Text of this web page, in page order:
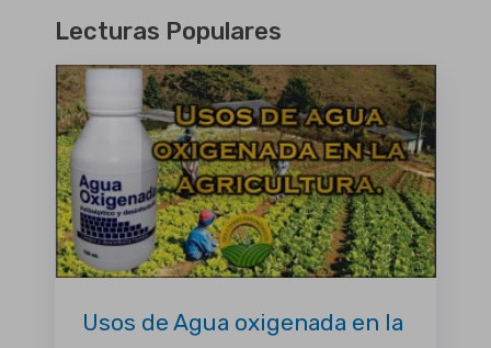
Lecturas Populares
Usos de Agua oxigenada en la